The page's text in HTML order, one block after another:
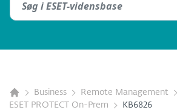
Business
Remote Management
ESET PROTECT On-Prem
KB6826